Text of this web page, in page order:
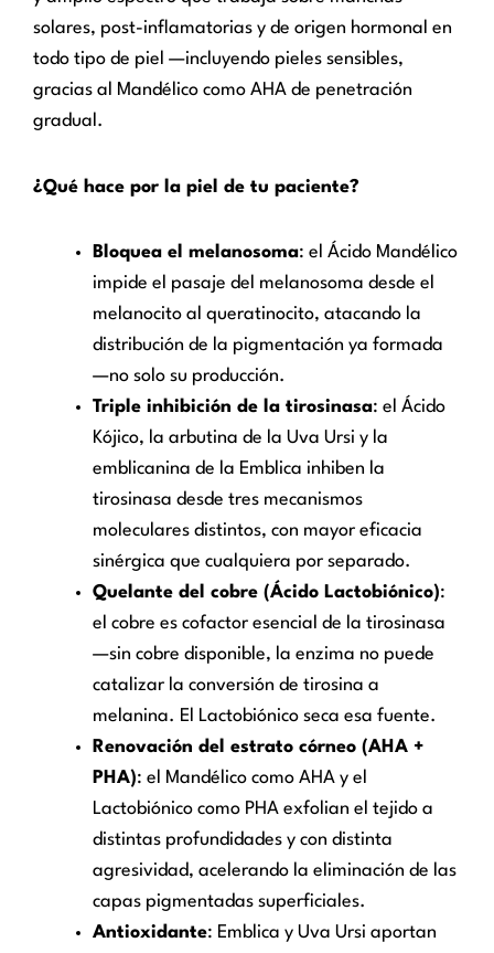
solares, post-inflamatorias y de origen hormonal en
todo tipo de piel —incluyendo pieles sensibles,
gracias al Mandélico como AHA de penetración
gradual.
¿Qué hace por la piel de tu paciente?
Bloquea el melanosoma: el Ácido Mandélico
impide el pasaje del melanosoma desde el
melanocito al queratinocito, atacando la
distribución de la pigmentación ya formada
—no solo su producción.
Triple inhibición de la tirosinasa: el Ácido
Kójico, la arbutina de la Uva Ursi y la
emblicanina de la Emblica inhiben la
tirosinasa desde tres mecanismos
moleculares distintos, con mayor eficacia
sinérgica que cualquiera por separado.
Quelante del cobre (Ácido Lactobiónico):
el cobre es cofactor esencial de la tirosinasa
—sin cobre disponible, la enzima no puede
catalizar la conversión de tirosina a
melanina. El Lactobiónico seca esa fuente.
Renovación del estrato córneo (AHA +
PHA): el Mandélico como AHA y el
Lactobiónico como PHA exfolian el tejido a
distintas profundidades y con distinta
agresividad, acelerando la eliminación de las
capas pigmentadas superficiales.
Antioxidante: Emblica y Uva Ursi aportan